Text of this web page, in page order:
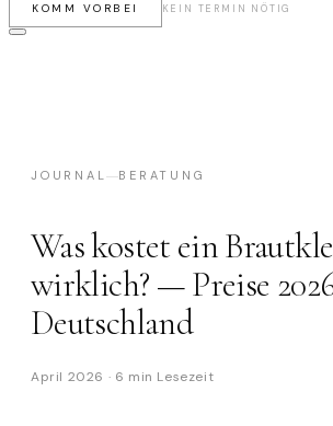
KOMM VORBEI
KEIN TERMIN NÖTIG
JOURNAL—BERATUNG
Was kostet ein
wirklich? — Preise
Deutschland
April 2026 · 6 min Lesezeit